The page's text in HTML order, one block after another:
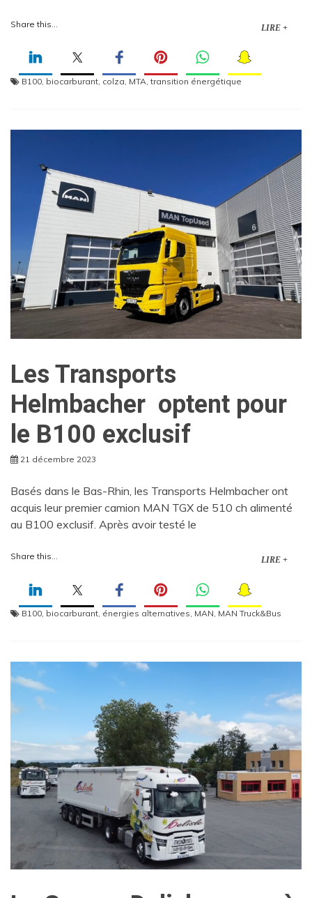
Share this... LIRE +
B100 biocarburant colza MTA ,transition énergétique
Les Transports
Helmbacher optent pour
le B100 exclusif
21 décembre 2023
Basés dans le Bas-Rhin, les Transports Helmbacher ont
acquis leur premier camion MAN TGX de 510 ch alimenté
au B100 exclusif. Après avoir testé le
Share this... LIRE +
B100, biocarburant, énergies alternatives, MAN, MAN Truck&Bus